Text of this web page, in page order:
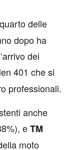
delle
dopo ha
dei
401 che si
professionali.
anche
eTM
moto